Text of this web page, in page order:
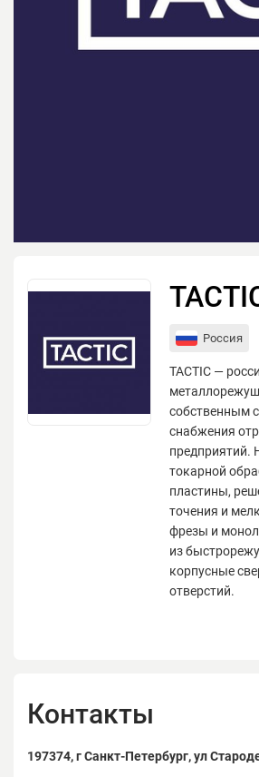
Россия
TACTIC —
собственным
снабжения
предприятий.
токарной
пластины,
точения и
фрезы и
из
корпусные
отверстий.
Контакты
197374, г Санкт-Петербург, ул